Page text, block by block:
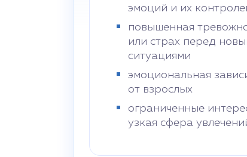
эмоций и их
повышенная
или страх перед
ситуациями
эмоциональная
от взрослых
ограниченные
узкая сфера